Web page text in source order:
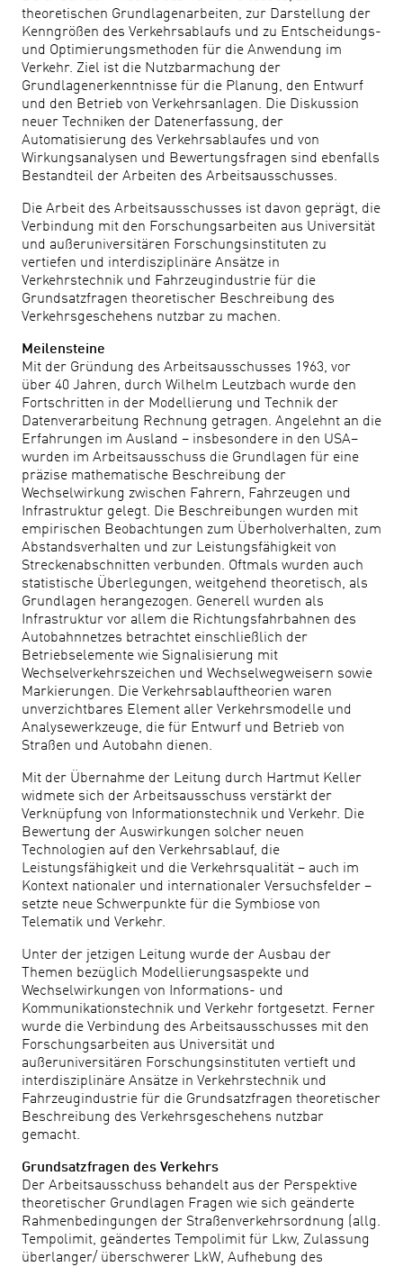
theoretischen Grundlagenarbeiten, zur Darstellung der
Kenngrößen des Verkehrsablaufs und zu Entscheidungs-
und Optimierungsmethoden für die Anwendung im
Verkehr. Ziel ist die Nutzbarmachung der
Grundlagenerkenntnisse für die Planung, den Entwurf
und den Betrieb von Verkehrsanlagen. Die Diskussion
neuer Techniken der Datenerfassung, der
Automatisierung des Verkehrsablaufes und von
Wirkungsanalysen und Bewertungsfragen sind ebenfalls
Bestandteil der Arbeiten des Arbeitsausschusses.
Die Arbeit des Arbeitsausschusses ist davon geprägt, die
Verbindung mit den Forschungsarbeiten aus Universität
und außeruniversitären Forschungsinstituten zu
vertiefen und interdisziplinäre Ansätze in
Verkehrstechnik und Fahrzeugindustrie für die
Grundsatzfragen theoretischer Beschreibung des
Verkehrsgeschehens nutzbar zu machen.
Meilensteine
Mit der Gründung des Arbeitsausschusses 1963, vor
über 40 Jahren, durch Wilhelm Leutzbach wurde den
Fortschritten in der Modellierung und Technik der
Datenverarbeitung Rechnung getragen. Angelehnt an die
Erfahrungen im Ausland – insbesondere in den USA–
wurden im Arbeitsausschuss die Grundlagen für eine
präzise mathematische Beschreibung der
Wechselwirkung zwischen Fahrern, Fahrzeugen und
Infrastruktur gelegt. Die Beschreibungen wurden mit
empirischen Beobachtungen zum Überholverhalten, zum
Abstandsverhalten und zur Leistungsfähigkeit von
Streckenabschnitten verbunden. Oftmals wurden auch
statistische Überlegungen, weitgehend theoretisch, als
Grundlagen herangezogen. Generell wurden als
Infrastruktur vor allem die Richtungsfahrbahnen des
Autobahnnetzes betrachtet einschließlich der
Betriebselemente wie Signalisierung mit
Wechselverkehrszeichen und Wechselwegweisern sowie
Markierungen. Die Verkehrsablauftheorien waren
unverzichtbares Element aller Verkehrsmodelle und
Analysewerkzeuge, die für Entwurf und Betrieb von
Straßen und Autobahn dienen.
Mit der Übernahme der Leitung durch Hartmut Keller
widmete sich der Arbeitsausschuss verstärkt der
Verknüpfung von Informationstechnik und Verkehr. Die
Bewertung der Auswirkungen solcher neuen
Technologien auf den Verkehrsablauf, die
Leistungsfähigkeit und die Verkehrsqualität – auch im
Kontext nationaler und internationaler Versuchsfelder –
setzte neue Schwerpunkte für die Symbiose von
Telematik und Verkehr.
Unter der jetzigen Leitung wurde der Ausbau der
Themen bezüglich Modellierungsaspekte und
Wechselwirkungen von Informations- und
Kommunikationstechnik und Verkehr fortgesetzt. Ferner
wurde die Verbindung des Arbeitsausschusses mit den
Forschungsarbeiten aus Universität und
außeruniversitären Forschungsinstituten vertieft und
interdisziplinäre Ansätze in Verkehrstechnik und
Fahrzeugindustrie für die Grundsatzfragen theoretischer
Beschreibung des Verkehrsgeschehens nutzbar
gemacht.
Grundsatzfragen des Verkehrs
Der Arbeitsausschuss behandelt aus der Perspektive
theoretischer Grundlagen Fragen wie sich geänderte
Rahmenbedingungen der Straßenverkehrsordnung (allg.
Tempolimit, geändertes Tempolimit für Lkw, Zulassung
überlanger/ überschwerer LkW, Aufhebung des